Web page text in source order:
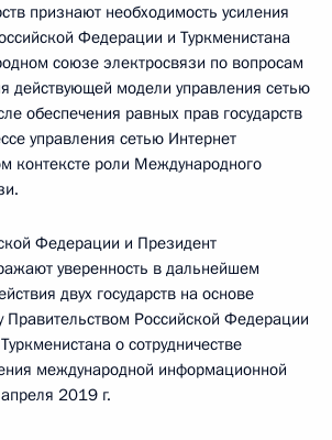
признают необходимость усиления
Федерации и Туркменистана
союзе электросвязи по вопросам
действующей модели управления сетью
обеспечения равных прав государств
управления сетью Интернет
контексте роли Международного
Федерации и Президент
уверенность в дальнейшем
двух государств на основе
Российской Федерации
о сотрудничестве
международной информационной
2019 г.